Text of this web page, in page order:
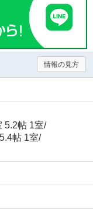
情報の見方
5.2帖 1室/
帖 1室/